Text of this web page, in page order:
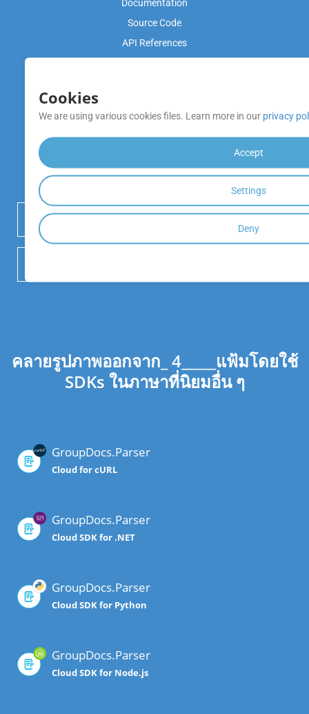
Documentation
Source Code
API References
หมายเหตุการเปิดตัว
คลายรูปภาพออกจาก_ 4_____แฟ้มโดยใช้
SDKs ในภาษาที่นิยมอื่น ๆ
GroupDocs.Parser
Cloud for cURL
GroupDocs.Parser
Cloud SDK for .NET
GroupDocs.Parser
Cloud SDK for Python
GroupDocs.Parser
Cloud SDK for Node.js
Cookies
We are using various cookies files. Learn more in our privacy
Accept
Settings
Deny